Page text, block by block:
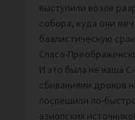
выступили возле
собора, куда они
баалистическую
Спасо-
И это была не наша
сбиваниями дронов
поспешили по-
азиопских